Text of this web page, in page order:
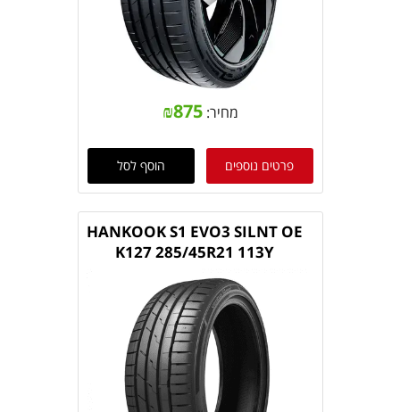
מחיר: ₪875
פרטים נוספים הוסף לסל
HANKOOK S1 EVO3 SILNT OE
K127 285/45R21 113Y